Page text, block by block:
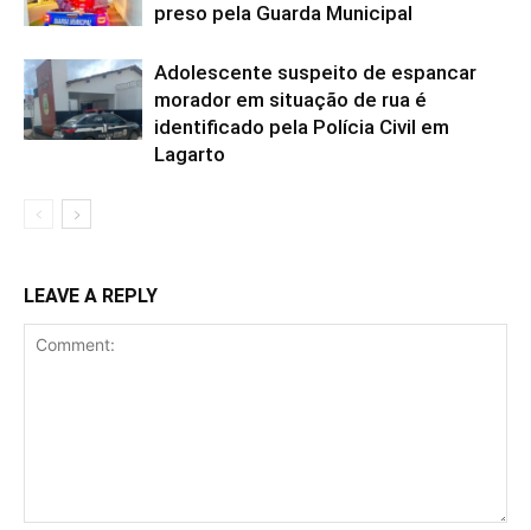
preso pela Guarda Municipal
Adolescente suspeito de espancar
morador em situação de rua é
identificado pela Polícia Civil em
Lagarto
LEAVE A REPLY